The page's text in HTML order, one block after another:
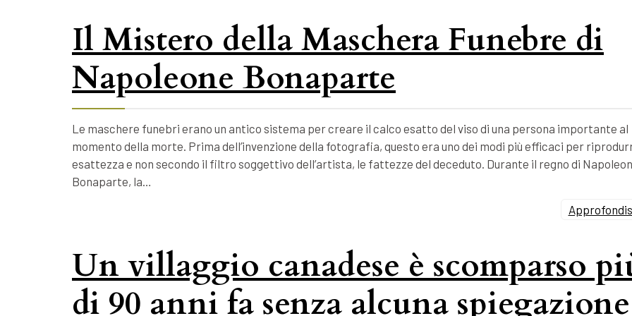
Il Mistero della Maschera Funebre di
Napoleone Bonaparte
Le maschere funebri erano un antico sistema per creare il calco esatto del viso di una persona importante al
momento della morte. Prima dell’invenzione della fotografia, questo era uno dei modi più efficaci per
esattezza e non secondo il filtro soggettivo dell’artista, le fattezze del deceduto. Durante il regno di
Bonaparte, la…
Un villaggio canadese è scomparso
di 90 anni fa senza alcuna